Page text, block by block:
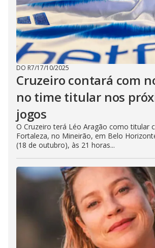
DO R7/17/10/2025
Cruzeiro contará com
no time titular nos
jogos
O Cruzeiro terá Léo Aragão como titular
Fortaleza, no Mineirão, em Belo
(18 de outubro), às 21 horas...